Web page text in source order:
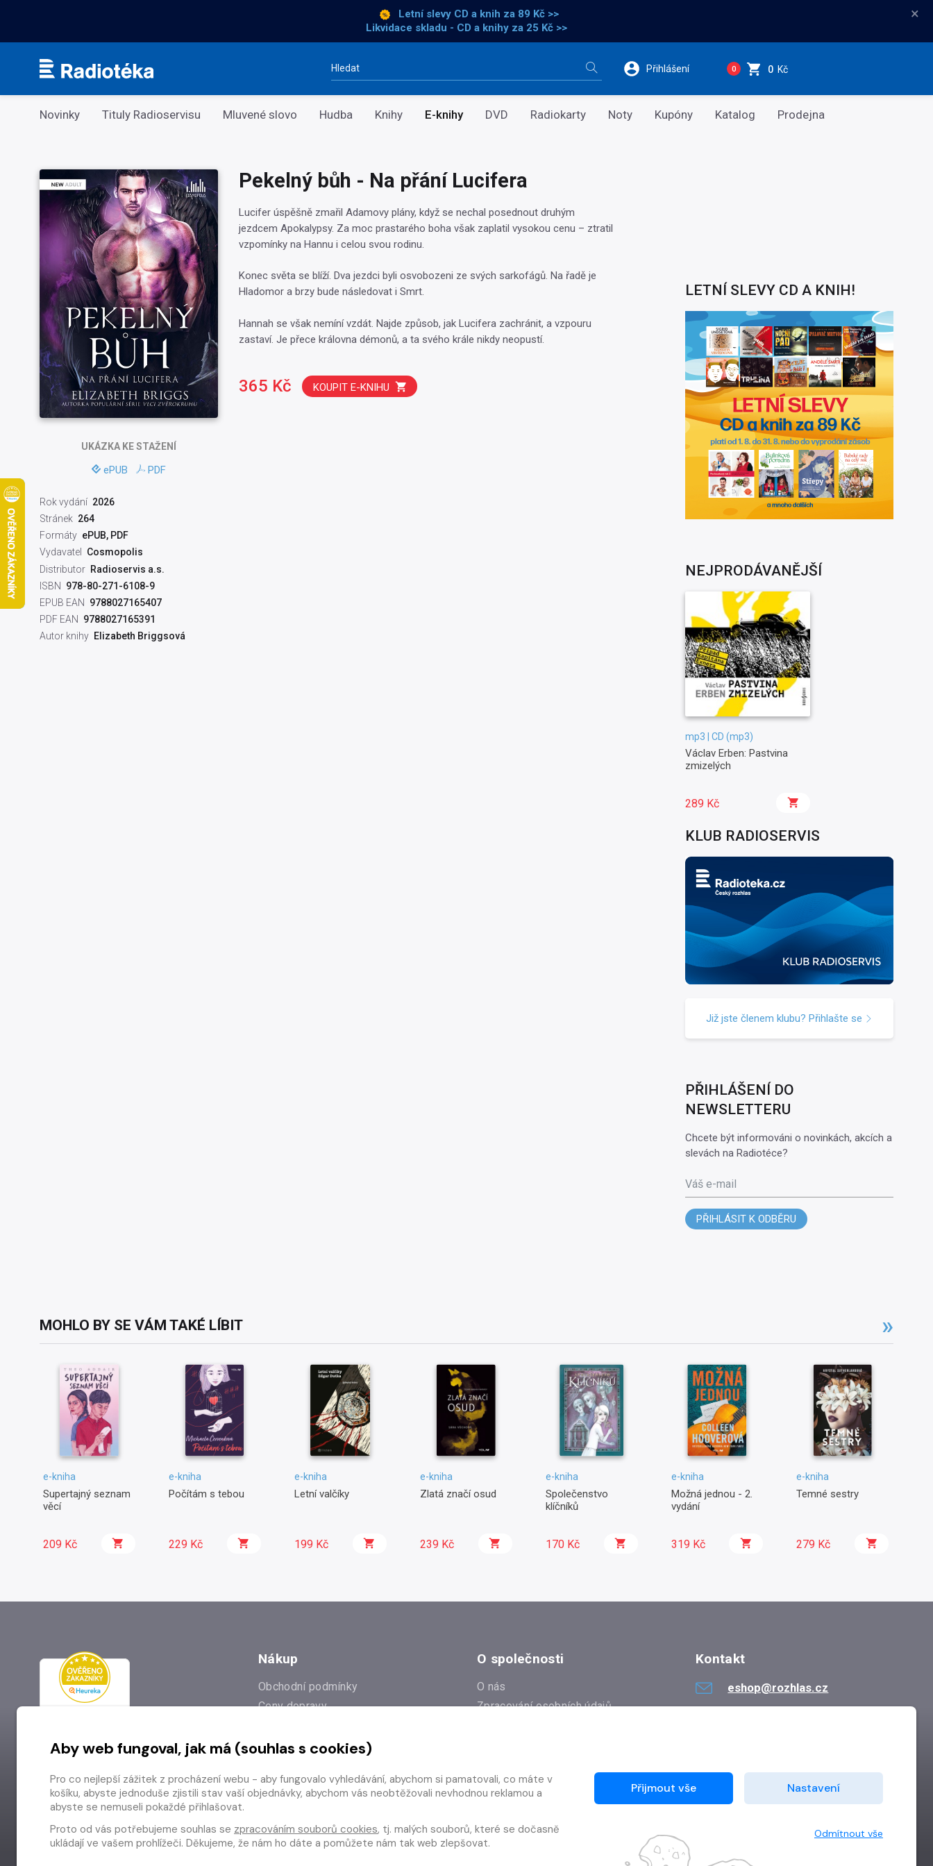
Letní slevy CD a knih za 89 Kč >>
Likvidace skladu - CD a knihy za 25 Kč >>
×
Vyhledávání Přihlášení 0 0 Kč
Kategorie
Novinky Tituly Radioservisu Mluvené slovo Hudba Knihy E-knihy DVD Radiokarty Noty Kupóny Katalog Prodejna
UKÁZKAKE STAŽENÍ
ePUB PDF
Rok vydání 2026
Stránek 264
Formáty ePUB, PDF
Vydavatel
Cosmopolis
Distributor Radioservis a.s.
ISBN
978-80-271-6108-9
EPUB EAN
9788027165407
PDF EAN
9788027165391
Autor knihy Elizabeth Briggsová
Pekelný bůh - Na přání Lucifera
Lucifer úspěšně zmařil Adamovy plány, když se nechal posednout druhým
jezdcem Apokalypsy. Za moc prastarého boha však zaplatil vysokou cenu – ztratil
vzpomínky na Hannu i celou svou rodinu.
Konec světa se blíží. Dva jezdci byli osvobozeni ze svých sarkofágů. Na řadě je
Hladomor a brzy bude následovat i Smrt.
Hannah se však nemíní vzdát. Najde způsob, jak Lucifera zachránit, a vzpouru
zastaví. Je přece královna démonů, a ta svého krále nikdy neopustí.
365 Kč KOUPIT E-KNIHU
LETNÍ SLEVY CD A KNIH!
NEJPRODÁVANĚJŠÍ
mp3 | CD (mp3)
Václav Erben: Pastvina
zmizelých
289 Kč
KLUB RADIOSERVIS
Již jste členem klubu? Přihlašte se
PŘIHLÁŠENÍ DO
NEWSLETTERU
Chcete být informováni o novinkách, akcích a
slevách na Radiotéce?
Váš e-mail
PŘIHLÁSIT K ODBĚRU
MOHLO BY SE VÁM TAKÉ LÍBIT
e-kniha
Supertajný seznam
věcí
209 Kč
e-kniha
Počítám s tebou
229 Kč
e-kniha
Letní valčíky
199 Kč
e-kniha
Zlatá značí osud
239 Kč
e-kniha
Společenstvo
klíčníků
170 Kč
e-kniha
Možná jednou - 2.
vydání
319 Kč
e-kniha
Temné sestry
279 Kč
Nákup
Obchodní podmínky
Ceny dopravy
Prodejna
Odstoupení od smlouvy
O společnosti
O nás
Zpracování osobních údajů
Kontakt
eshop@rozhlas.cz
Aby web fungoval, jak má (souhlas s cookies)
Pro co nejlepší zážitek z procházení webu - aby fungovalo vyhledávání, abychom si pamatovali, co máte v
košíku, abyste jednoduše zjistili stav vaší objednávky, abychom vás neobtěžovali nevhodnou reklamou a
abyste se nemuseli pokaždé přihlašovat.
Proto od vás potřebujeme souhlas se zpracováním souborů cookies, tj. malých souborů, které se dočasně
ukládají ve vašem prohlížeči. Děkujeme, že nám ho dáte a pomůžete nám tak web zlepšovat.
Přijmout vše Nastavení
Odmítnout vše